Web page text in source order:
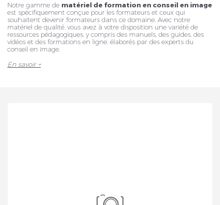
Notre gamme de matériel de formation en conseil en image
est spécifiquement conçue pour les formateurs et ceux qui
souhaitent devenir formateurs dans ce domaine. Avec notre
matériel de qualité, vous avez à votre disposition une variété de
ressources pédagogiques, y compris des manuels, des guides, des
vidéos et des formations en ligne, élaborés par des experts du
conseil en image.
En savoir +